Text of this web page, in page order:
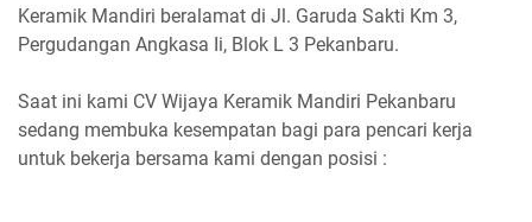
Keramik Mandiri beralamat di Jl. Garuda Sakti Km 3,
Pergudangan Angkasa Ii, Blok L 3 Pekanbaru.
Saat ini kami CV Wijaya Keramik Mandiri Pekanbaru
sedang membuka kesempatan bagi para pencari kerja
untuk bekerja bersama kami dengan posisi :